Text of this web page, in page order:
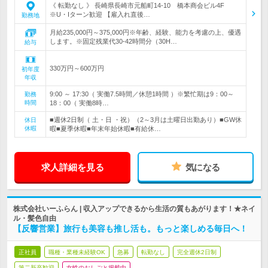
勤務地
《 転勤なし 》 長崎県長崎市元船町14-10 橋本商会ビル4F
※U・Iターン歓迎 【雇入れ直後…
給与
月給235,000円～375,000円※年齢、経験、能力を考慮の上、優遇
します。※固定残業代30-42時間分（30H…
初年度
年収
330万円～600万円
勤務
時間
9:00 ～ 17:30（ 実働7.5時間／休憩1時間 ）※繁忙期は9：00～
18：00（ 実働8時…
休日
休暇
■週休2日制（ 土・日 ・祝）（2～3月は土曜日出勤あり）■GW休
暇■夏季休暇■年末年始休暇■有給休…
求人詳細を見る 気になる
株式会社いーふらん | 収入アップできるから生活の質もあがります！★ネイ
ル・髪色自由
【反響営業】旅行も美容も推し活も。もっと楽しめる毎日へ！
正社員 職種・業種未経験OK 急募 転勤なし 完全週休2日制